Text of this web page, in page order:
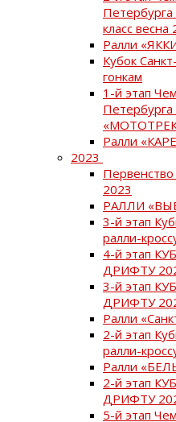
класс весна
Ралли
Кубок
гонкам
1-й этап
Ралли
2023
2023
РАЛЛИ
3-й этап
ралли-
4-й этап
ДРИФТУ
3-й этап
ДРИФТУ
Ралли
2-й этап
ралли-
Ралли
2-й этап
ДРИФТУ
5-й этап